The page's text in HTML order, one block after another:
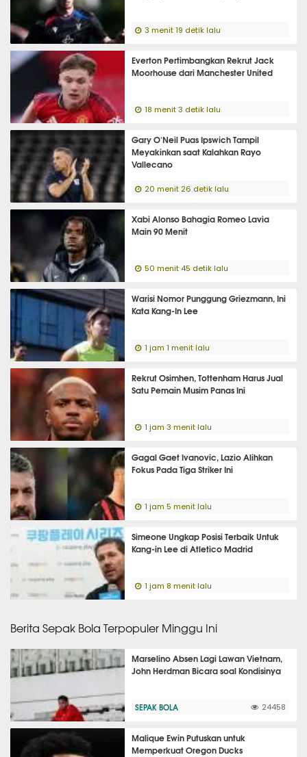
3 menit 19 detik lalu
Everton Pertimbangkan Rekrut Jack
Moorhouse dari Manchester United
18 menit 3 detik lalu
Gary O'Neil Puas Ipswich Tampil
Meyakinkan saat Kalahkan Rayo
Vallecano
20 menit 26 detik lalu
Xabi Alonso Bahagia Romeo Lavia
Main 90 Menit
50 menit 45 detik lalu
Warisi Nomor Punggung Griezmann, Ini
Kata Kang-In Lee
1 jam 1 menit lalu
Rekrut Osimhen, Tottenham Harus Jual
Satu Pemain Musim Panas Ini
1 jam 3 menit lalu
Gagal Gaet Ivanovic, Lazio Alihkan
Fokus Pada Tiga Striker Ini
1 jam 5 menit lalu
Simeone Ungkap Posisi Terbaik Untuk
Kang-in Lee di Atletico Madrid
1 jam 8 menit lalu
Berita Sepak Bola Terpopuler Minggu Ini
Marselino Absen Lagi Lawan Vietnam,
John Herdman Bicara soal Kondisinya
SEPAK BOLA 24458
Malique Ewin Putuskan untuk
Memperkuat Oregon Ducks